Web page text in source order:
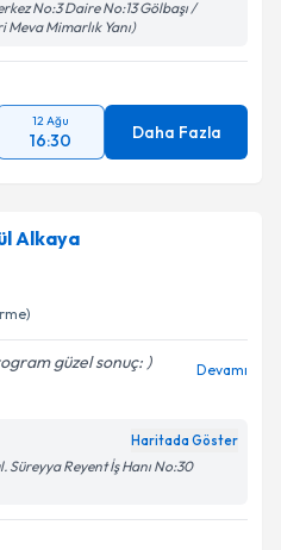
No:3 Daire No:13 Gölbaşı /
Mimarlık Yanı)
12 Ağu
16:30 Daha Fazla
Alkaya
güzel sonuç: )
Devamı
Haritada Göster
Süreyya Reyent İş Hanı No:30